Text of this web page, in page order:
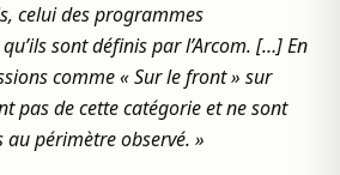
celui des programmes
sont définis par l’Arcom. […] En
comme « Sur le front » sur
pas de cette catégorie et ne sont
au périmètre observé. »